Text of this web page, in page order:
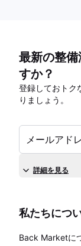
最新の整
すか？
登録しておトク
りましょう。
メールアド
詳細を見る
私たちにつ
Back Marketに